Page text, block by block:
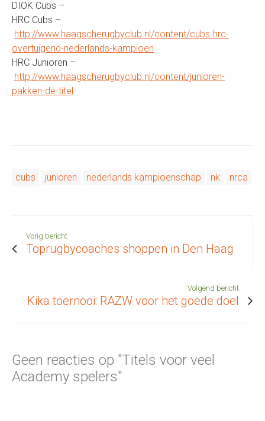
DIOK Cubs –
HRC Cubs –
http://www.haagscherugbyclub.nl/content/cubs-hrc-
overtuigend-nederlands-kampioen
HRC Junioren –
http://www.haagscherugbyclub.nl/content/junioren-
pakken-de-titel
cubs junioren nederlands kampioenschap nk nrca
Vorig bericht
Toprugbycoaches shoppen in Den Haag
Volgend bericht
Kika toernooi: RAZW voor het goede doel
Geen reacties op "Titels voor veel
Academy spelers"